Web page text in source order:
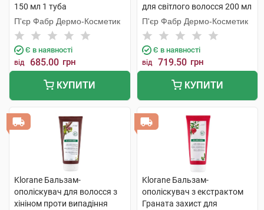
150 мл 1 туба
П'єр Фабр Дермо-Косметик
Є в наявності
від 685.00 грн
КУПИТИ
для світлого волосся 200 мл
1 туба
П'єр Фабр Дермо-Косметик
Є в наявності
від 719.50 грн
КУПИТИ
Klorane Бальзам-
ополіскувач для волосся з
хініном проти випадіння
Klorane Бальзам-
ополіскувач з екстрактом
Граната захист для